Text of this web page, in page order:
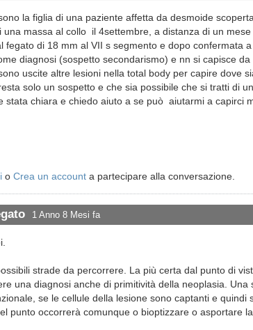
la figlia di una paziente affetta da desmoide
una massa al collo il 4settembre, a distanza di un
fegato di 18 mm al VII s segmento e dopo confermata
diagnosi (sospetto secondarismo) e nn si capisce
uscite altre lesioni nella total body per capire dove
solo un sospetto e che sia possibile che si tratti di
stata chiara e chiedo aiuto a se può aiutarmi a capirci
o Crea un account a partecipare alla conversazione.
1 Anno 8 Mesi fa
strade da percorrere. La più certa dal punto di
una diagnosi anche di primitività della neoplasia.
se le cellule della lesione sono captanti e
punto occorrerà comunque o bioptizzare o asportare la